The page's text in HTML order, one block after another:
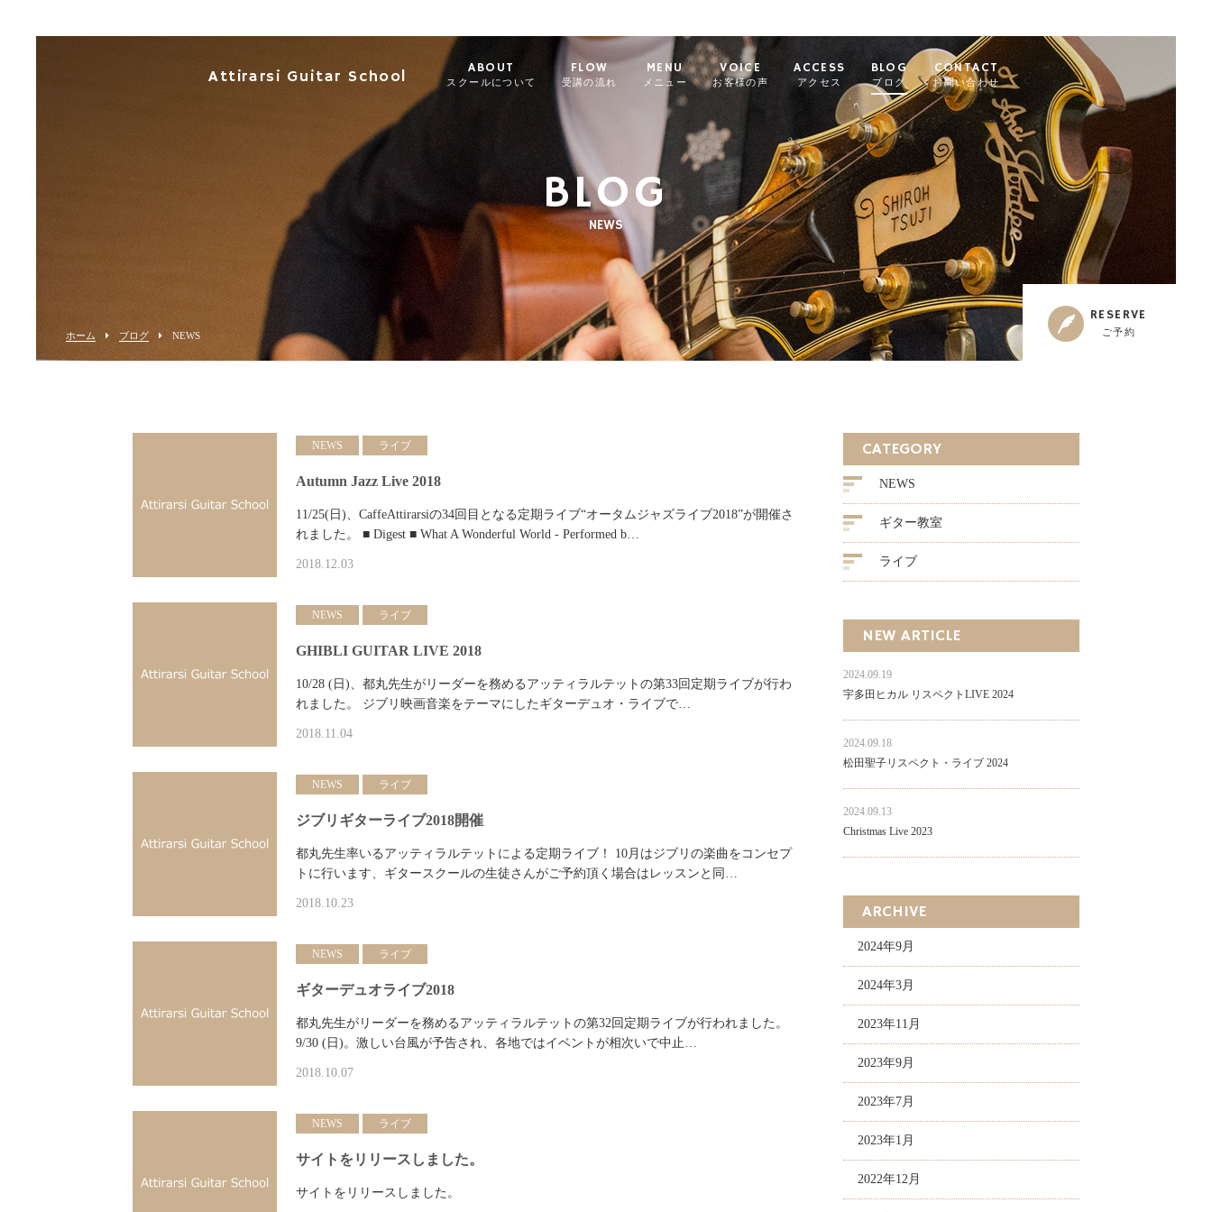
Attirarsi Guitar School ABOUT
スクールについて
FLOW
受講の流れ
MENU
メニュー
VOICE
お客様の声
ACCESS
アクセス
BLOG
ブログ
CONTACT
お問い合わせ
BLOG
NEWS
ホーム ブログ NEWS
RESERVE
ご予約
NEWS ライブ
Autumn Jazz Live 2018
11/25(日)、CaffeAttirarsiの34回目となる定期ライブ“オータムジャズライブ2018”が開催さ
れました。 ■ Digest ■ What A Wonderful World - Performed b…
2018.12.03
NEWS ライブ
GHIBLI GUITAR LIVE 2018
10/28 (日)、都丸先生がリーダーを務めるアッティラルテットの第33回定期ライブが行わ
れました。 ジブリ映画音楽をテーマにしたギターデュオ・ライブで…
2018.11.04
NEWS ライブ
ジブリギターライブ2018開催
都丸先生率いるアッティラルテットによる定期ライブ！ 10月はジブリの楽曲をコンセプ
トに行います、ギタースクールの生徒さんがご予約頂く場合はレッスンと同…
2018.10.23
NEWS ライブ
ギターデュオライブ2018
都丸先生がリーダーを務めるアッティラルテットの第32回定期ライブが行われました。
9/30 (日)。激しい台風が予告され、各地ではイベントが相次いで中止…
2018.10.07
NEWS ライブ
サイトをリリースしました。
サイトをリリースしました。
CATEGORY
NEWS
ギター教室
ライブ
NEW ARTICLE
2024.09.19
宇多田ヒカル リスペクトLIVE 2024
2024.09.18
松田聖子リスペクト・ライブ 2024
2024.09.13
Christmas Live 2023
ARCHIVE
2024年9月
2024年3月
2023年11月
2023年9月
2023年7月
2023年1月
2022年12月